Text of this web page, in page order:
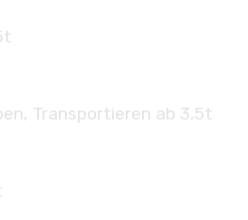
Transportieren ab 3,5t